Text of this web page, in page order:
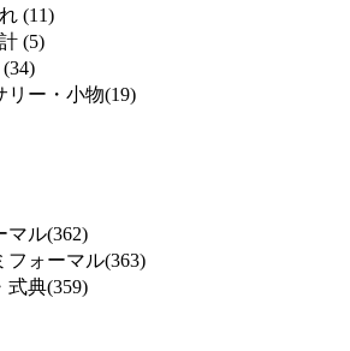
(11)
(5)
リー・小物(19)
マル(362)
フォーマル(363)
式典(359)